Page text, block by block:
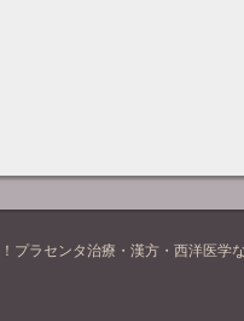
プラセンタ治療・漢方・西洋医学